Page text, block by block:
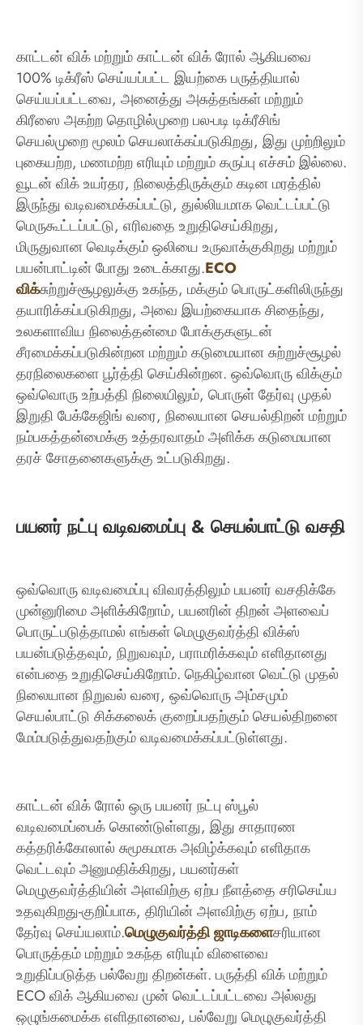
காட்டன் விக் மற்றும் காட்டன் விக் ரோல் ஆகியவை
100% டிக்ரீஸ் செய்யப்பட்ட இயற்கை பருத்தியால்
செய்யப்பட்டவை, அனைத்து அசுத்தங்கள் மற்றும்
கிரீஸை அகற்ற தொழில்முறை பல-படி டிக்ரீசிங்
செயல்முறை மூலம் செயலாக்கப்படுகிறது, இது முற்றிலும்
புகையற்ற, மணமற்ற எரியும் மற்றும் கருப்பு எச்சம் இல்லை.
வூடன் விக் உயர்தர, நிலைத்திருக்கும் கடின மரத்தில்
இருந்து வடிவமைக்கப்பட்டு, துல்லியமாக வெட்டப்பட்டு
மெருகூட்டப்பட்டு, எரிவதை உறுதிசெய்கிறது,
மிருதுவான வெடிக்கும் ஒலியை உருவாக்குகிறது மற்றும்
பயன்பாட்டின் போது உடைக்காது.ECO
விக்சுற்றுச்சூழலுக்கு உகந்த, மக்கும் பொருட்களிலிருந்து
தயாரிக்கப்படுகிறது, அவை இயற்கையாக சிதைந்து,
உலகளாவிய நிலைத்தன்மை போக்குகளுடன்
சீரமைக்கப்படுகின்றன மற்றும் கடுமையான சுற்றுச்சூழல்
தரநிலைகளை பூர்த்தி செய்கின்றன. ஒவ்வொரு விக்கும்
ஒவ்வொரு உற்பத்தி நிலையிலும், பொருள் தேர்வு முதல்
இறுதி பேக்கேஜிங் வரை, நிலையான செயல்திறன் மற்றும்
நம்பகத்தன்மைக்கு உத்தரவாதம் அளிக்க கடுமையான
தரச் சோதனைகளுக்கு உட்படுகிறது.
பயனர் நட்பு வடிவமைப்பு & செயல்பாட்டு வசதி
ஒவ்வொரு வடிவமைப்பு விவரத்திலும் பயனர் வசதிக்கே
முன்னுரிமை அளிக்கிறோம், பயனரின் திறன் அளவைப்
பொருட்படுத்தாமல் எங்கள் மெழுகுவர்த்தி விக்ஸ்
பயன்படுத்தவும், நிறுவவும், பராமரிக்கவும் எளிதானது
என்பதை உறுதிசெய்கிறோம். நெகிழ்வான வெட்டு முதல்
நிலையான நிறுவல் வரை, ஒவ்வொரு அம்சமும்
செயல்பாட்டு சிக்கலைக் குறைப்பதற்கும் செயல்திறனை
மேம்படுத்துவதற்கும் வடிவமைக்கப்பட்டுள்ளது.
காட்டன் விக் ரோல் ஒரு பயனர் நட்பு ஸ்பூல்
வடிவமைப்பைக் கொண்டுள்ளது, இது சாதாரண
கத்தரிக்கோலால் சுமூகமாக அவிழ்க்கவும் எளிதாக
வெட்டவும் அனுமதிக்கிறது, பயனர்கள்
மெழுகுவர்த்தியின் அளவிற்கு ஏற்ப நீளத்தை சரிசெய்ய
உதவுகிறது-குறிப்பாக, திரியின் அளவிற்கு ஏற்ப, நாம்
தேர்வு செய்யலாம்.மெழுகுவர்த்தி ஜாடிகளைசரியான
பொருத்தம் மற்றும் உகந்த எரியும் விளைவை
உறுதிப்படுத்த பல்வேறு திறன்கள். பருத்தி விக் மற்றும்
ECO விக் ஆகியவை முன் வெட்டப்பட்டவை அல்லது
ஒழுங்கமைக்க எளிதானவை, பல்வேறு மெழுகுவர்த்தி